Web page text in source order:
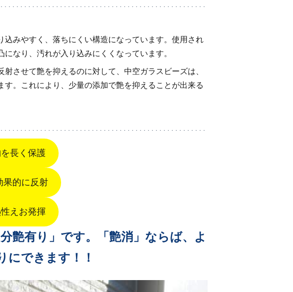
みやすく、落ちにくい構造になっています。使用され
なり、汚れが入り込みにくくなっています。
させて艶を抑えるのに対して、中空ガラスビーズは、
。これにより、少量の添加で艶を抑えることが出来る
長く保護
果的に反射
えお発揮
艶有り」です。「艶消」ならば、よ
にできます！！